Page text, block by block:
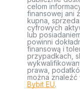
celom
finansowej ani
kupna,
cyfrowych
lub
powinni
finansową i
przypadkach,
prawa,
można znaleźć
Bybit EU.